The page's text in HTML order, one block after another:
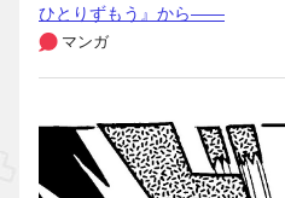
ひとりずもう』から――
マンガ